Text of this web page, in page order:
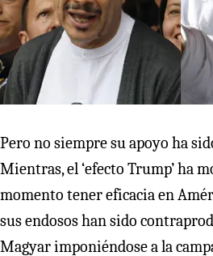
Pero no siempre su apoyo ha
Mientras, el ‘efecto Trump’ ha
momento tener eficacia en
sus endosos han sido
Magyar imponiéndose a la